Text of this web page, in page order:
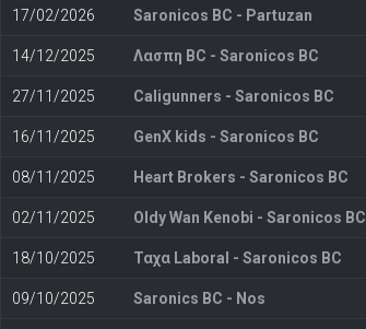
17/02/2026 Saronicos BC - Partuzan
14/12/2025 Λασπη BC - Saronicos BC
27/11/2025 Caligunners - Saronicos BC
16/11/2025 GenX kids - Saronicos BC
08/11/2025 Heart Brokers - Saronicos BC
02/11/2025 Oldy Wan Kenobi - Saronicos BC
18/10/2025 Ταχα Laboral - Saronicos BC
09/10/2025 Saronics BC - Nos